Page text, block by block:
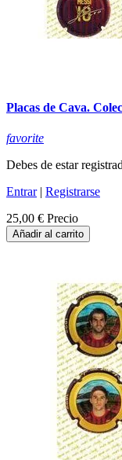
Placas de Cava.
favorite
Debes de estar
Entrar| Registrarse
25,00 € Precio
Añadir al carrito